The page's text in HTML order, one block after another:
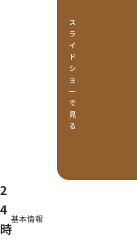
ス
ラ
イ
ド
シ
ョ
ー
で
見
る
2
4
時
基本情報